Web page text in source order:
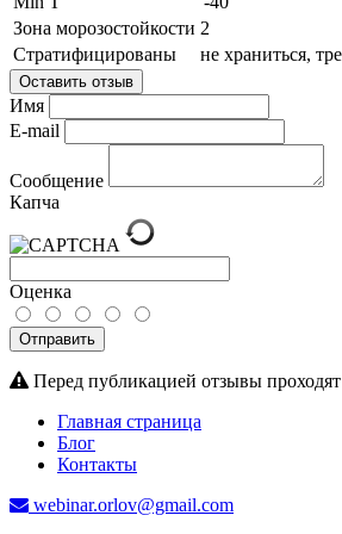
Зона морозостойкости 2
Стратифицированы
не храниться,
Оставить отзыв
Имя
E-mail
Сообщение
Капча
Оценка
Отправить
Перед публикацией отзывы
Главная страница
Блог
Контакты
webinar.orlov@gmail.com